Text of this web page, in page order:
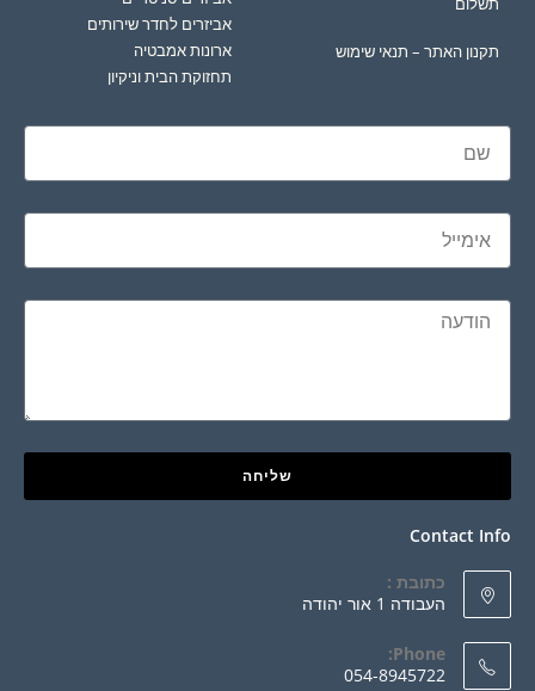
תקנון האתר – תנאי שימוש
אביזרים לחדר שירותים
ארונות אמבטיה
תחזוקת הבית וניקיון
שליחה
Contact Info
כתובת :
העבודה 1 אור יהודה
Phone:
054-8945722